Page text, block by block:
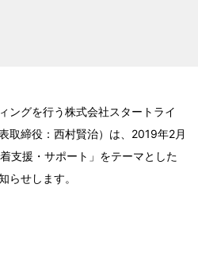
ングを行う株式会社スタートライ
取締役：西村賢治）は、2019年2月
支援・サポート」をテーマとした
らせします。